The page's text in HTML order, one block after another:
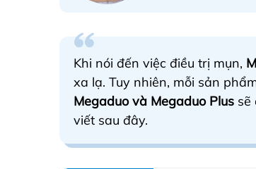
Khi nói đến việc điều trị mụn,
xa lạ. Tuy nhiên, mỗi sản
Megaduo và Megaduo Plus sẽ
viết sau đây.